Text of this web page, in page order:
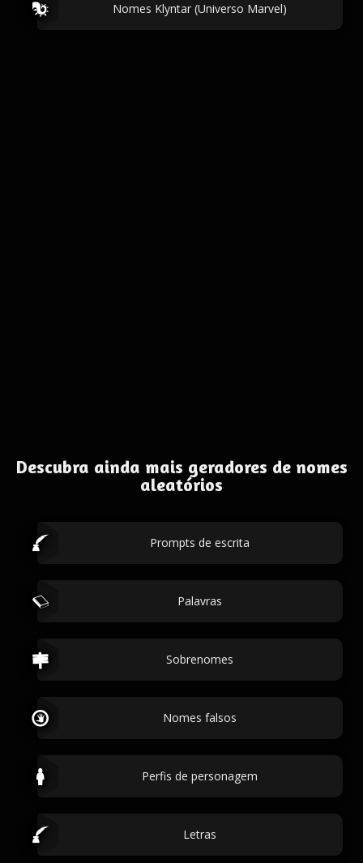
Nomes Klyntar (Universo Marvel)
Descubra ainda mais geradores de nomes
aleatórios
Prompts de escrita
Palavras
Sobrenomes
Nomes falsos
Perfis de personagem
Letras